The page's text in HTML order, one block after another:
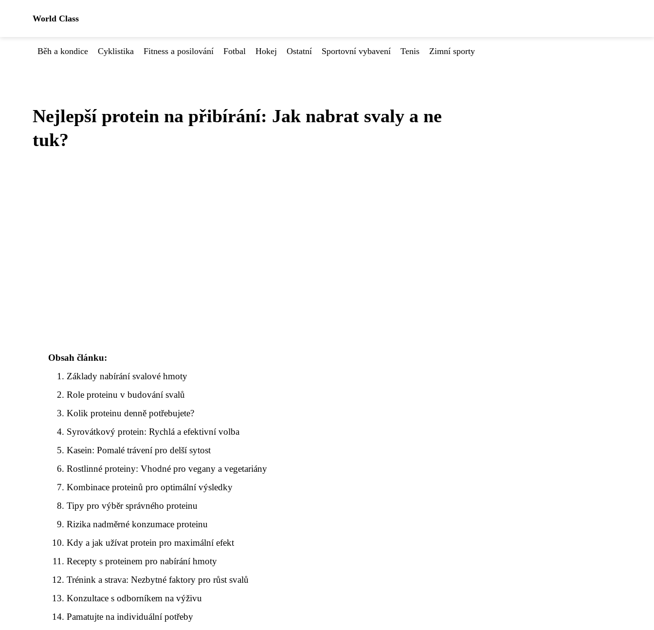
World Class
Běh a kondice Cyklistika Fitness a posilování Fotbal Hokej Ostatní Sportovní vybavení Tenis Zimní sporty
Nejlepší protein na přibírání: Jak nabrat svaly a ne
tuk?
Obsah článku:
Základy nabírání svalové hmoty
Role proteinu v budování svalů
Kolik proteinu denně potřebujete?
Syrovátkový protein: Rychlá a efektivní volba
Kasein: Pomalé trávení pro delší sytost
Rostlinné proteiny: Vhodné pro vegany a vegetariány
Kombinace proteinů pro optimální výsledky
Tipy pro výběr správného proteinu
Rizika nadměrné konzumace proteinu
Kdy a jak užívat protein pro maximální efekt
Recepty s proteinem pro nabírání hmoty
Trénink a strava: Nezbytné faktory pro růst svalů
Konzultace s odborníkem na výživu
Pamatujte na individuální potřeby